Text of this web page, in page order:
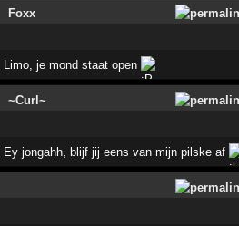
Foxx
Limo, je mond staat open
~Curl~
Ey jongahh, blijf jij eens van mijn pilske af